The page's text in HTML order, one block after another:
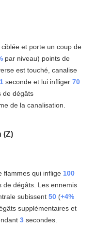
et porte un coup de
par niveau) points de
est touché, canalise
1 seconde et lui infliger70
de dégâts
de la canalisation.
(Z)
flammes qui inflige 100
dégâts. Les ennemis
subissent 50 (+4%
supplémentaires et
3secondes.